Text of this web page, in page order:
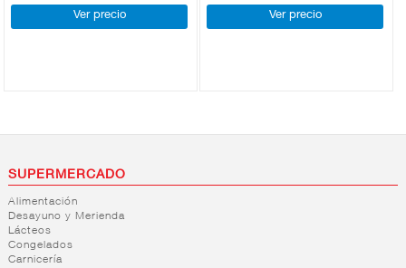
Ver precio Ver precio
SUPERMERCADO
Alimentación
Desayuno y Merienda
Lácteos
Congelados
Carnicería